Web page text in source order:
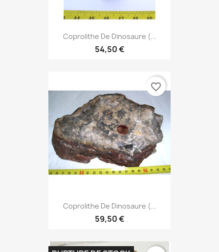
Coprolithe De Dinosaure (...
54,50 €
Coprolithe De Dinosaure (...
59,50 €
favorite_border